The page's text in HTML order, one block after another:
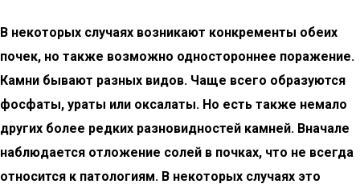
В некоторых случаях возникают конкременты обеих
почек, но также возможно одностороннее поражение.
Камни бывают разных видов. Чаще всего образуются
фосфаты, ураты или оксалаты. Но есть также немало
других более редких разновидностей камней. Вначале
наблюдается отложение солей в почках, что не всегда
относится к патологиям. В некоторых случаях это